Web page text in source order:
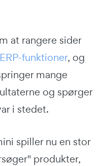
at rangere sider
funktioner, og
mange
og spørger
i stedet.
spiller nu en stor
produkter,